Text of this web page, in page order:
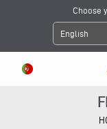
Choose
English